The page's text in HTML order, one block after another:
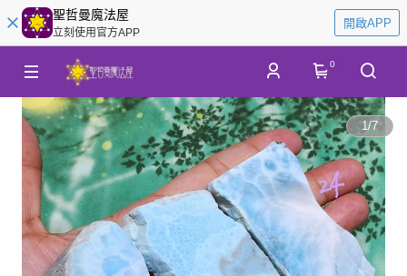
聖哲曼魔法屋
立刻使用官方APP
開啟APP
0
1/7